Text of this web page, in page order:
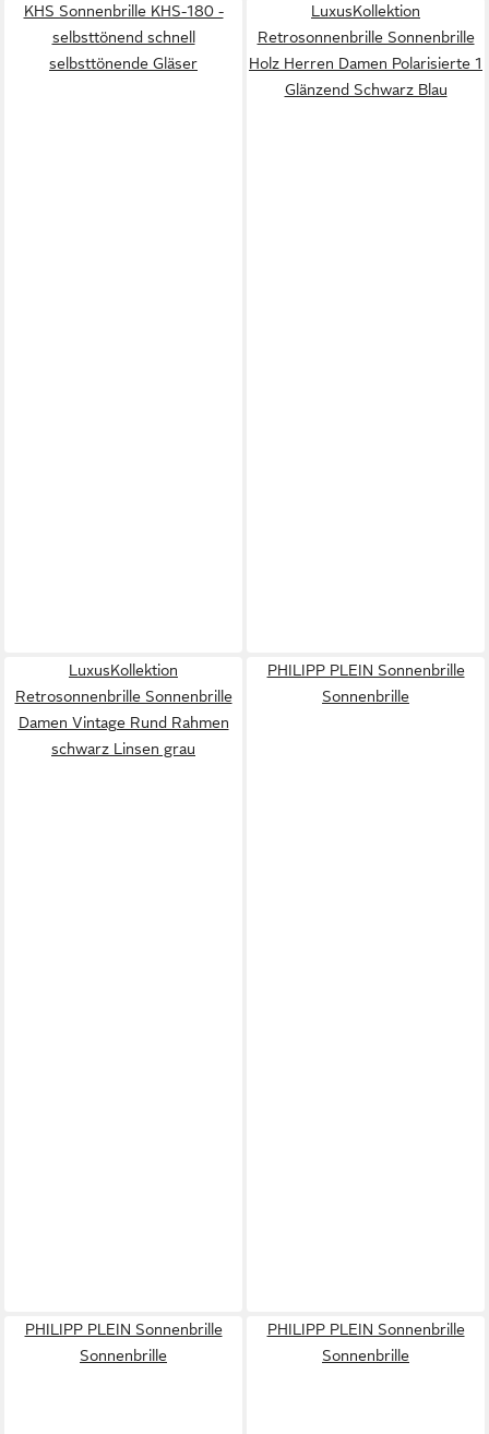
KHS Sonnenbrille KHS-180 -
selbsttönend schnell
selbsttönende Gläser
LuxusKollektion
Retrosonnenbrille Sonnenbrille
Holz Herren Damen Polarisierte 1
Glänzend Schwarz Blau
LuxusKollektion
Retrosonnenbrille Sonnenbrille
Damen Vintage Rund Rahmen
schwarz Linsen grau
PHILIPP PLEIN Sonnenbrille
Sonnenbrille
PHILIPP PLEIN Sonnenbrille
Sonnenbrille
PHILIPP PLEIN Sonnenbrille
Sonnenbrille